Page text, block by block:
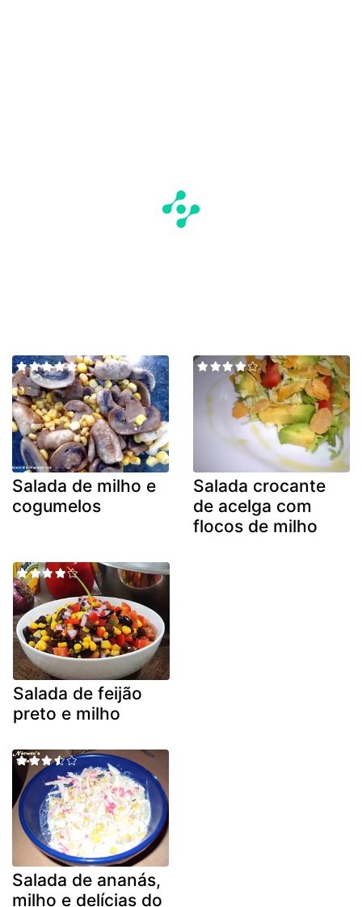
Salada de milho e
cogumelos
Salada crocante
de acelga com
flocos de milho
Salada de feijão
preto e milho
Salada de ananás,
milho e delícias do